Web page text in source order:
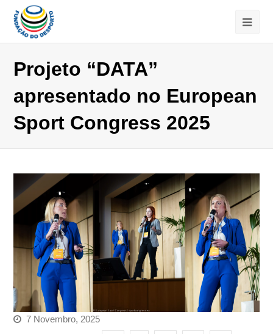
Projeto “DATA”
apresentado no European
Sport Congress 2025
7 Novembro, 2025